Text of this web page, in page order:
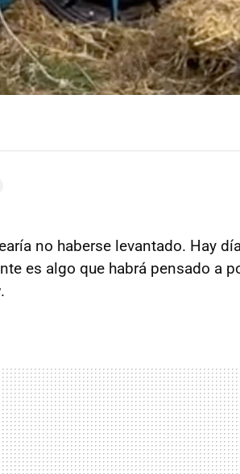
no haberse levantado. Hay
es algo que habrá pensado a
.